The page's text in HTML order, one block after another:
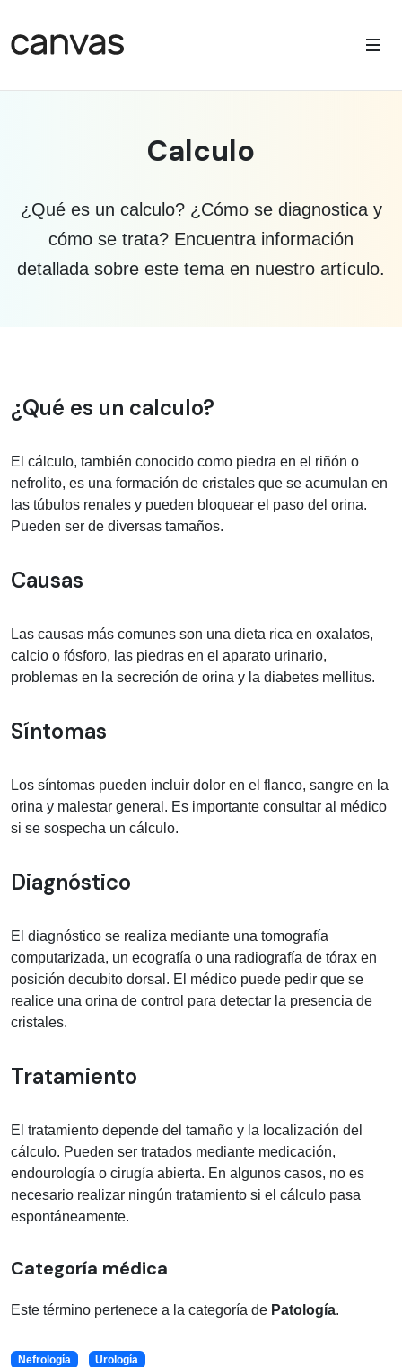
Calculo
¿Qué es un calculo? ¿Cómo se diagnostica y
cómo se trata? Encuentra información
detallada sobre este tema en nuestro artículo.
Información médica sobre calculo
¿Qué es un calculo?
El cálculo, también conocido como piedra en el riñón o
nefrolito, es una formación de cristales que se acumulan en
las túbulos renales y pueden bloquear el paso del orina.
Pueden ser de diversas tamaños.
Causas
Las causas más comunes son una dieta rica en oxalatos,
calcio o fósforo, las piedras en el aparato urinario,
problemas en la secreción de orina y la diabetes mellitus.
Síntomas
Los síntomas pueden incluir dolor en el flanco, sangre en la
orina y malestar general. Es importante consultar al médico
si se sospecha un cálculo.
Diagnóstico
El diagnóstico se realiza mediante una tomografía
computarizada, un ecografía o una radiografía de tórax en
posición decubito dorsal. El médico puede pedir que se
realice una orina de control para detectar la presencia de
cristales.
Tratamiento
El tratamiento depende del tamaño y la localización del
cálculo. Pueden ser tratados mediante medicación,
endourología o cirugía abierta. En algunos casos, no es
necesario realizar ningún tratamiento si el cálculo pasa
espontáneamente.
Categoría médica
Este término pertenece a la categoría de Patología.
Nefrología Urología